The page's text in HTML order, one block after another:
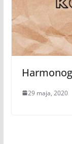
29 maja, 2020